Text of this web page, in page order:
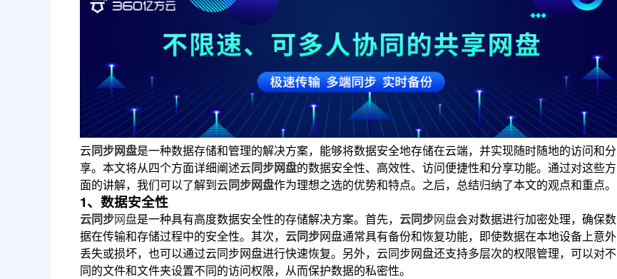
云同步网盘是一种数据存储和管理的解决方案，能够将数据安全地存储在云端，并实现随时随地的访问和分
享。本文将从四个方面详细阐述云同步网盘的数据安全性、高效性、访问便捷性和分享功能。通过对这些方
面的讲解，我们可以了解到云同步网盘作为理想之选的优势和特点。之后，总结归纳了本文的观点和重点。
1、数据安全性
云同步网盘是一种具有高度数据安全性的存储解决方案。首先， 云同步网盘会对数据进行加密处理，确保数
据在传输和存储过程中的安全性。其次， 云同步网盘通常具有备份和恢复功能，即使数据在本地设备上意外
丢失或损坏，也可以通过云同步网盘进行快速恢复。另外，云同步网盘还支持多层次的权限管理，可以对不
同的文件和文件夹设置不同的访问权限，从而保护数据的私密性。